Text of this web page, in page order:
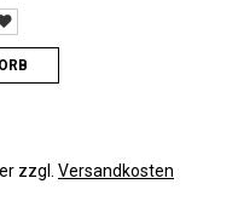
zzgl. Versandkosten